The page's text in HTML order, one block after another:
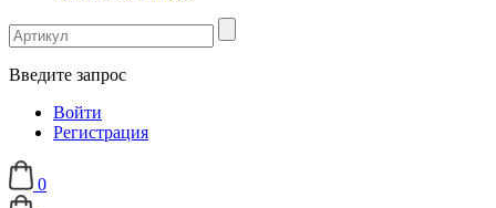
Введите запрос
Войти
Регистрация
0